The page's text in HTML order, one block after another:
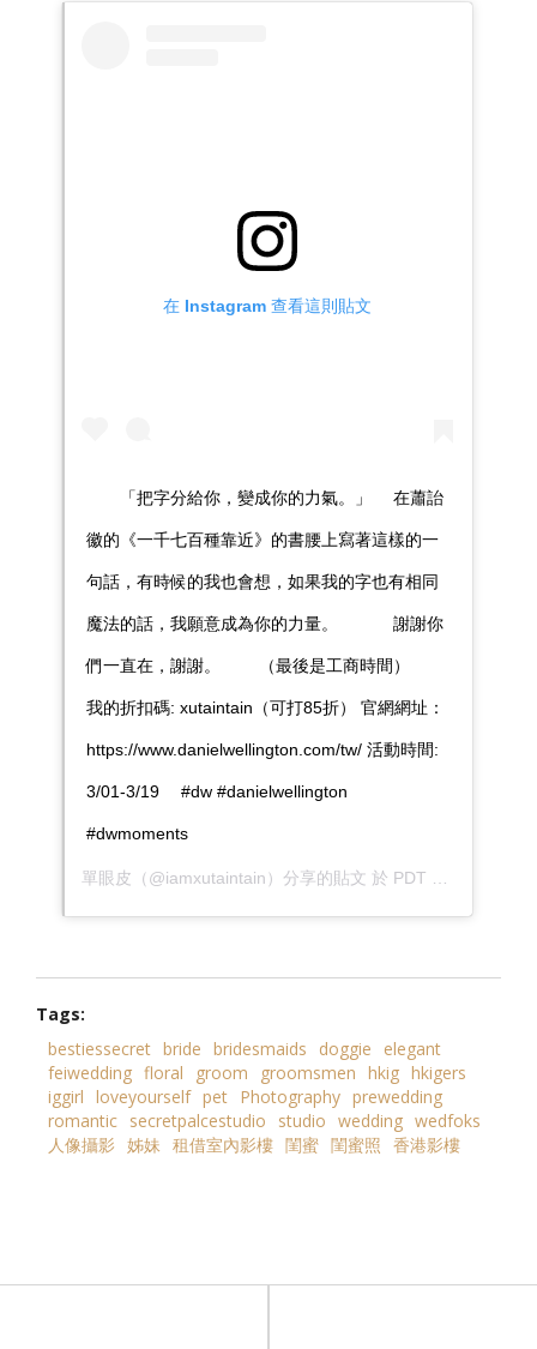
在 Instagram 查看這則貼文
⠀ ⠀ 「把字分給你，變成你的力氣。」 ⠀ 在蕭詒
徽的《一千七百種靠近》的書腰上寫著這樣的一
句話，有時候的我也會想，如果我的字也有相同
魔法的話，我願意成為你的力量。 ⠀ ⠀ ⠀ 謝謝你
們一直在，謝謝。 ⠀ ⠀ （最後是工商時間） ⠀
我的折扣碼: xutaintain（可打85折） 官網網址：
https://www.danielwellington.com/tw/ 活動時間:
3/01-3/19 ⠀ #dw #danielwellington
#dwmoments
單眼皮 （@iamxutaintain）分享的貼文 於 PDT 2019 年 3月 月 13 日 上午 7:24
Tags:
bestiessecret bride bridesmaids doggie
elegant
feiwedding floral groom groomsmen hkig hkigers
iggirl loveyourself pet Photography prewedding
romantic secretpalcestudio studio wedding wedfoks
人像攝影 姊妹 租借室內影樓 閨蜜 閨蜜照 香港影樓